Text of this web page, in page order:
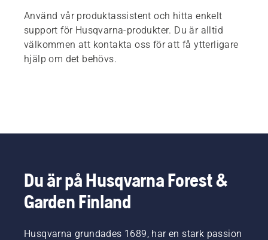
Använd vår produktassistent och hitta enkelt
support för Husqvarna-produkter. Du är alltid
välkommen att kontakta oss för att få ytterligare
hjälp om det behövs.
Du är på Husqvarna Forest &
Garden Finland
Husqvarna grundades 1689, har en stark passion